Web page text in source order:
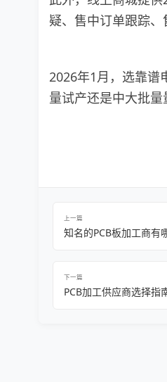
疑、售中订单跟踪
2026年1月，选靠谱
量试产还是中大批
上一篇
知名的PCB板加工商有
下一篇
PCB加工供应商选择指